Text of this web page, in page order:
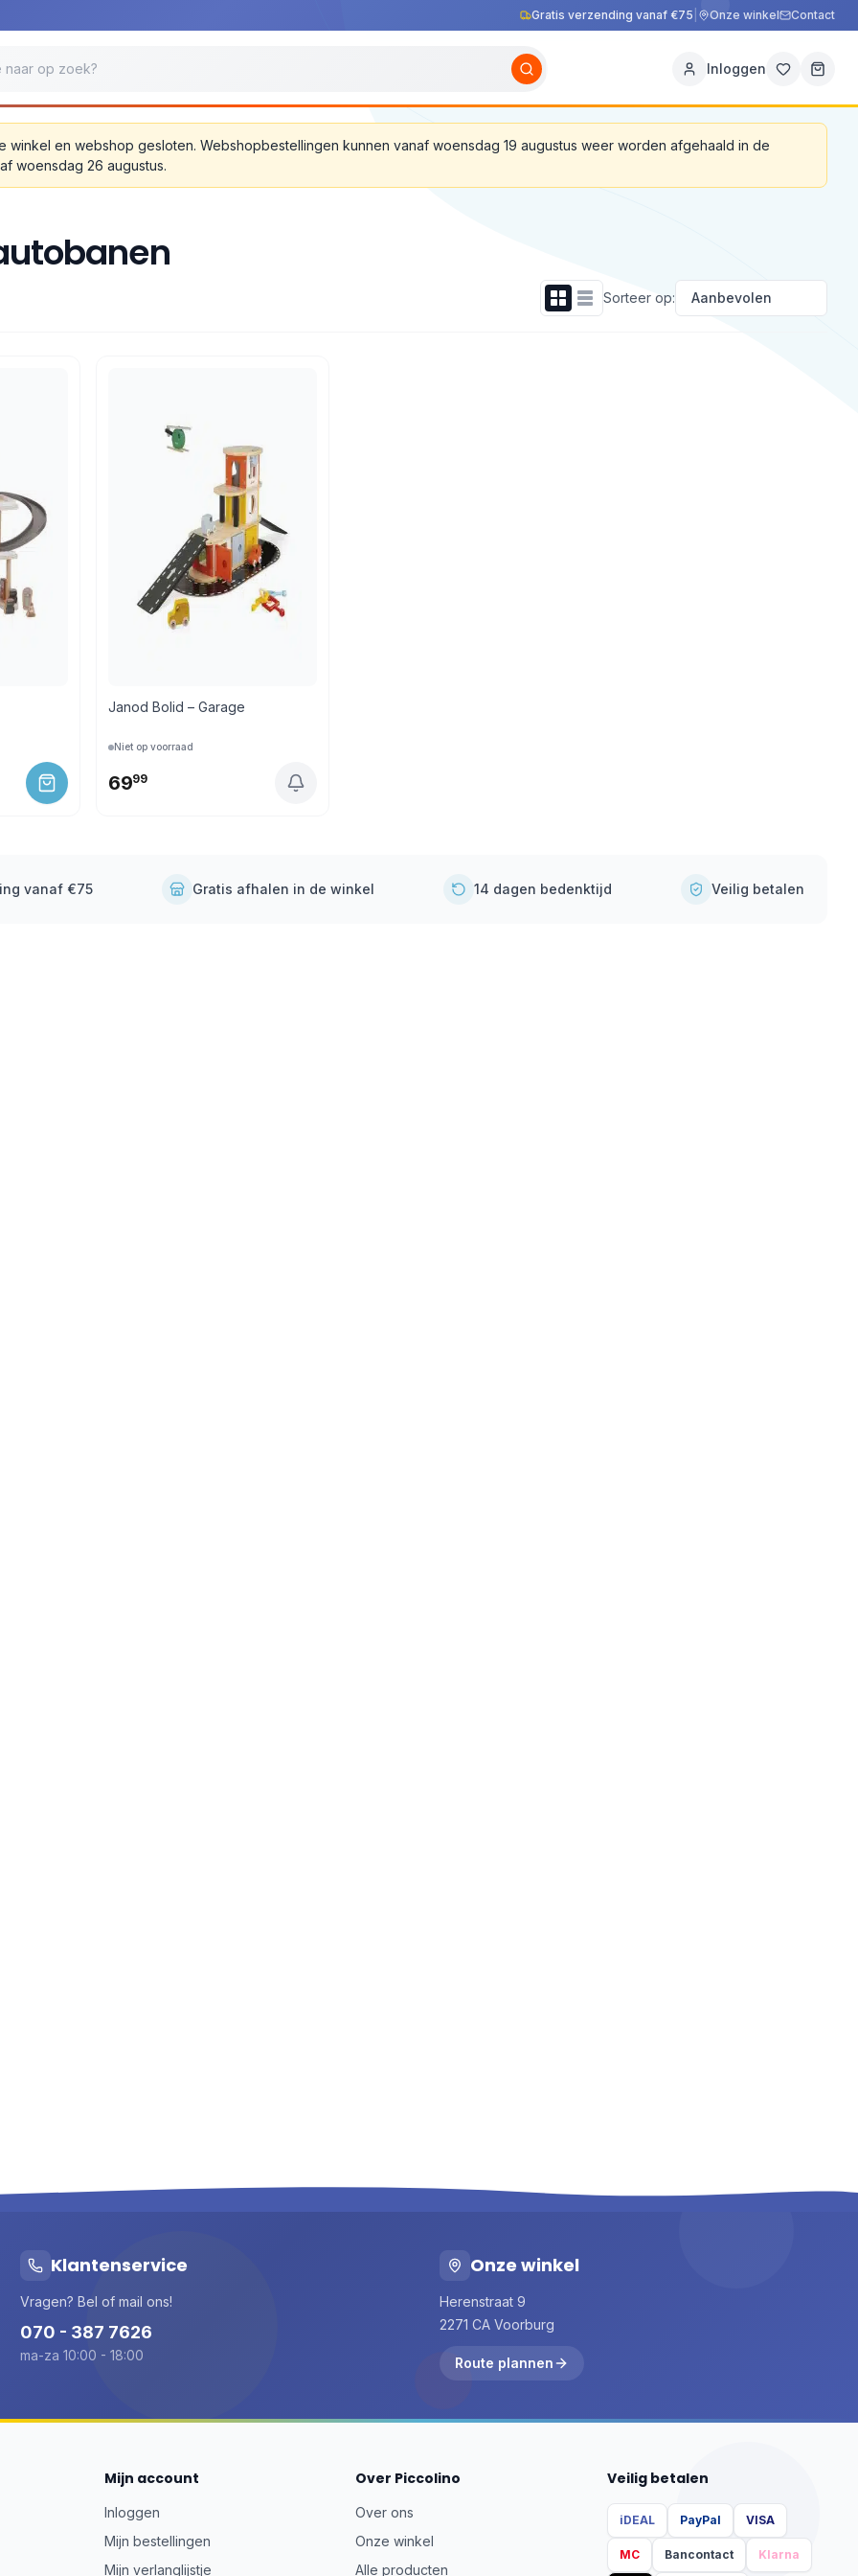
Gratis verzending vanaf €75 Onze winkel Contact
Inloggen
winkel en webshop gesloten. Webshopbestellingen kunnen vanaf woensdag 19 augustus weer worden afgehaald in de
woensdag 26 augustus.
Sorteer op:
Janod Bolid – Garage
Niet op voorraad
6999
vanaf €75 Gratis afhalen in de winkel 14 dagen bedenktijd Veilig betalen
Klantenservice
Vragen? Bel of mail ons!
070 - 387 7626
ma-za 10:00 - 18:00
Onze winkel
Herenstraat 9
2271 CA Voorburg
Route plannen
Mijn account
Inloggen
Mijn bestellingen
Mijn verlanglijstje
Over Piccolino
Over ons
Onze winkel
Alle producten
Veilig betalen
iDEAL PayPal VISA
MC Bancontact Klarna